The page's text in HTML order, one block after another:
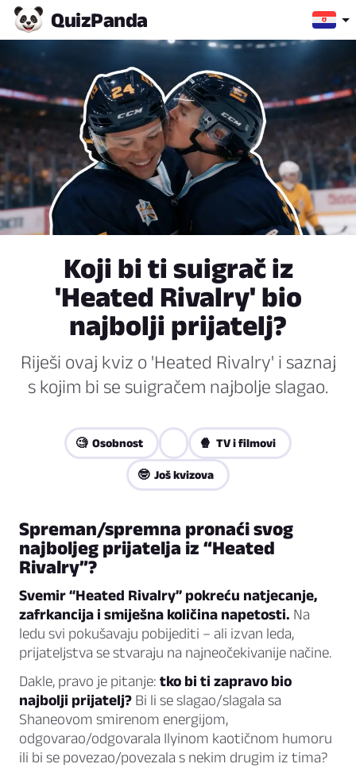
QuizPanda
Koji bi ti suigrač iz
'Heated Rivalry' bio
najbolji prijatelj?
Riješi ovaj kviz o 'Heated Rivalry' i saznaj
s kojim bi se suigračem najbolje slagao.
🧐 Osobnost 🍿 TV i filmovi
🤓 Još kvizova
Spreman/spremna pronaći svog
najboljeg prijatelja iz “Heated
Rivalry”?
Svemir “Heated Rivalry” pokreću natjecanje,
zafrkancija i smiješna količina napetosti. Na
ledu svi pokušavaju pobijediti – ali izvan leda,
prijateljstva se stvaraju na najneočekivanije načine.
Dakle, pravo je pitanje: tko bi ti zapravo bio
najbolji prijatelj? Bi li se slagao/slagala sa
Shaneovom smirenom energijom,
odgovarao/odgovarala Ilyinom kaotičnom humoru
ili bi se povezao/povezala s nekim drugim iz tima?